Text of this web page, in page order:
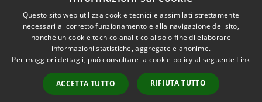
RSS
Accessibilità
Cookie
Mappa del sito
Area riservata del
Copyright © 2026 • Comune di
Taranto • Powered by
Municipium•Accesso
redazione
Questo sito web utilizza cookie tecnici e assimilati strettamente
necessari al corretto funzionamento e alla navigazione del sito,
nonché un cookie tecnico analitico al solo fine di elaborare
informazioni statistiche, aggregate e anonime.
Per maggiori dettagli, può consultare la cookie policy al seguente Link
ACCETTA TUTTO RIFIUTA TUTTO